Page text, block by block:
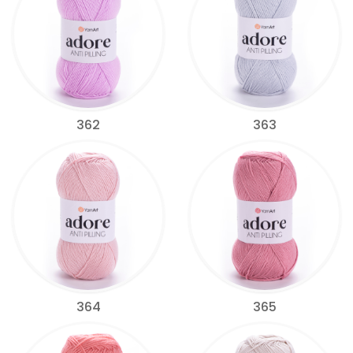
362 363
364 365